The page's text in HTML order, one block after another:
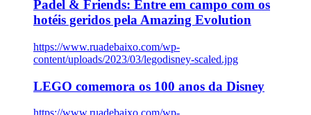
Padel & Friends: Entre em campo com os
hotéis geridos pela Amazing Evolution
https://www.ruadebaixo.com/wp-
content/uploads/2023/03/legodisney-scaled.jpg
LEGO comemora os 100 anos da Disney